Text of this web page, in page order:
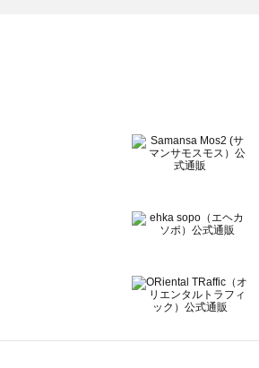
BETTY'S BLUE（べティー
Wpc.（ワールドパーティー